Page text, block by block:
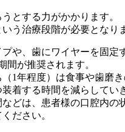
とする力がかかります。
う治療段階が必要となり
や、歯にワイヤーを固
間が推奨されます。
1年程度）は食事や歯磨
着する時間を減らしてい
どは、患者様の口腔内
ださい。